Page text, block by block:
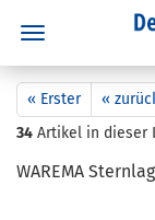
« Erster «
34 Artikel in dieser
WA­RE­MA